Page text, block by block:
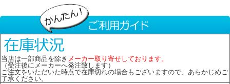
当店は一部商品を除き メーカー取り寄せしております。
（受注後にメーカーへ発注致します）
ご注文をいただいた時点で在庫切れの場合もございますので、あらかじめご
了承ください。